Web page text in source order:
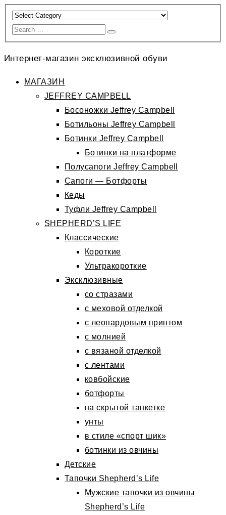
Интернет-магазин эксклюзивной обуви
МАГАЗИН
JEFFREY CAMPBELL
Босоножки Jeffrey Campbell
Ботильоны Jeffrey Campbell
Ботинки Jeffrey Campbell
Ботинки на платформе
Полусапоги Jeffrey Campbell
Сапоги — Ботфорты
Кеды
Туфли Jeffrey Campbell
SHEPHERD’S LIFE
Классические
Короткие
Ультракороткие
Эксклюзивные
со стразами
с меховой отделкой
с леопардовым принтом
с молнией
с вязаной отделкой
с лентами
ковбойские
ботфорты
на скрытой танкетке
унты
в стиле «спорт шик»
ботинки из овчины
Детские
Тапочки Shepherd’s Life
Мужские тапочки из овчины
Shepherd’s Life